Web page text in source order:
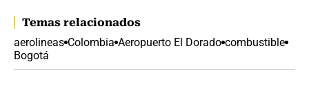
Temas relacionados
aerolineas Colombia Aeropuerto El Dorado combustible
Bogotá